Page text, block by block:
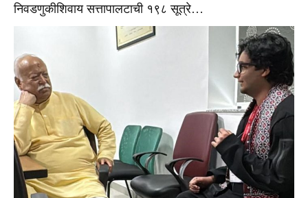
निवडणुकीशिवाय सत्तापालटाची १९८ सूत्रे…